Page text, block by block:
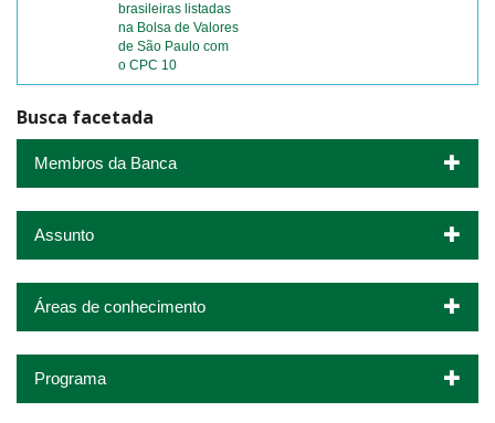
brasileiras listadas
na Bolsa de Valores
de São Paulo com
o CPC 10
Busca facetada
Membros da Banca
Assunto
Áreas de conhecimento
Programa